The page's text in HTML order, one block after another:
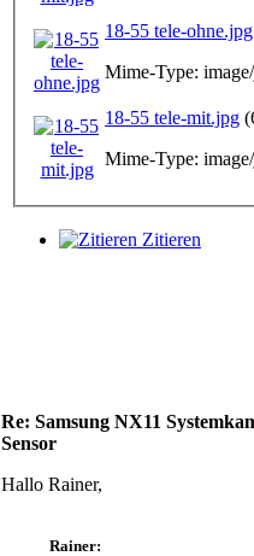
18-55 tele-ohne.jpg
Mime-Type:
18-55 tele-mit.jpg
Mime-Type:
Zitieren
Re: Samsung NX11
Sensor
Hallo Rainer,
Rainer: